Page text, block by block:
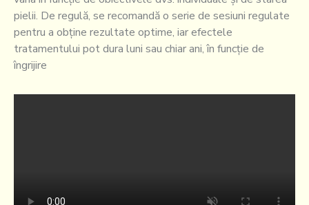
pielii. De regulă, se recomandă o serie de sesiuni regulate
pentru a obține rezultate optime, iar efectele
tratamentului pot dura luni sau chiar ani, în funcție de
îngrijire